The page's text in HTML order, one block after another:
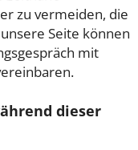
zu vermeiden, die
Seite können
mit
dieser